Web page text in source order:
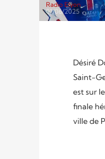
Radio Elyon
01/06/2025
Désiré
Saint-
est sur
finale
ville de